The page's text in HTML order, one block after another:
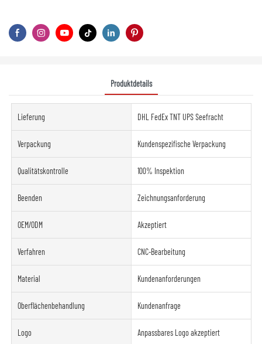
Produktdetails
Lieferung DHL FedEx TNT UPS Seefracht
Verpackung Kundenspezifische Verpackung
Qualitätskontrolle 100% Inspektion
Beenden Zeichnungsanforderung
OEM/ODM Akzeptiert
Verfahren CNC-Bearbeitung
Material Kundenanforderungen
Oberflächenbehandlung Kundenanfrage
Logo Anpassbares Logo akzeptiert